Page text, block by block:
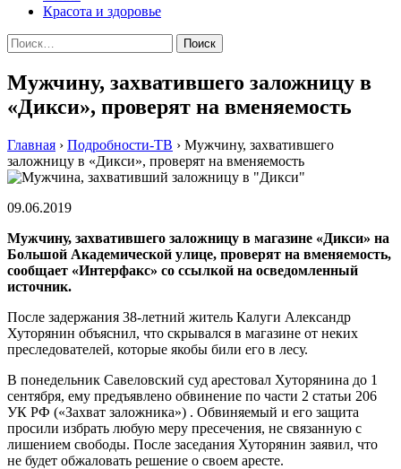
Красота и здоровье
Найти:
Мужчину, захватившего заложницу в
«Дикси», проверят на вменяемость
Главная › Подробности-ТВ › Мужчину, захватившего
заложницу в «Дикси», проверят на вменяемость
09.06.2019
Мужчину, захватившего заложницу в магазине «Дикси» на
Большой Академической улице, проверят на вменяемость,
сообщает «Интерфакс» со ссылкой на осведомленный
источник.
После задержания 38-летний житель Калуги Александр
Хуторянин объяснил, что скрывался в магазине от неких
преследователей, которые якобы били его в лесу.
В понедельник Савеловский суд арестовал Хуторянина до 1
сентября, ему предъявлено обвинение по части 2 статьи 206
УК РФ («Захват заложника») . Обвиняемый и его защита
просили избрать любую меру пресечения, не связанную с
лишением свободы. После заседания Хуторянин заявил, что
не будет обжаловать решение о своем аресте.